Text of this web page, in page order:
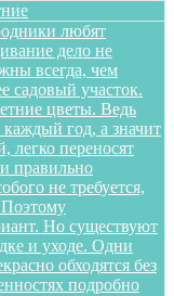
любят
дело не
всегда, чем
садовый участок.
цветы. Ведь
год, а значит
легко переносят
правильно
не требуется,
Поэтому
Но существуют
и уходе. Одни
обходятся без
подробно